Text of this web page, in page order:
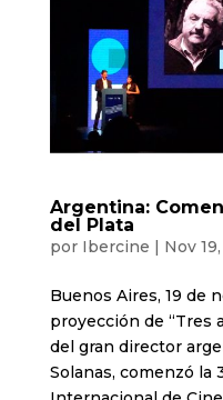
Argentina:
del Plata
por Ibercine | Nov
Buenos Aires, 19 de
proyección de “Tres
del gran director
Solanas, comenzó la